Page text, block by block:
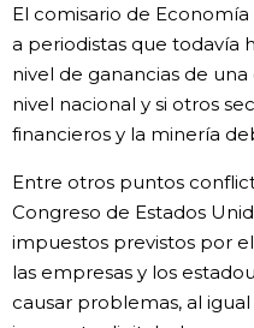
El comisario de Economía
a periodistas que todavía
nivel de ganancias de
nivel nacional y si otros
financieros y la minería
Entre otros puntos
Congreso de Estados
impuestos previstos por
las empresas y los
causar problemas, al